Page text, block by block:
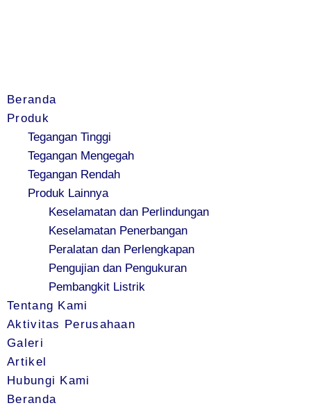
Beranda
Produk
Tegangan Tinggi
Tegangan Mengegah
Tegangan Rendah
Produk Lainnya
Keselamatan dan Perlindungan
Keselamatan Penerbangan
Peralatan dan Perlengkapan
Pengujian dan Pengukuran
Pembangkit Listrik
Tentang Kami
Aktivitas Perusahaan
Galeri
Artikel
Hubungi Kami
Beranda